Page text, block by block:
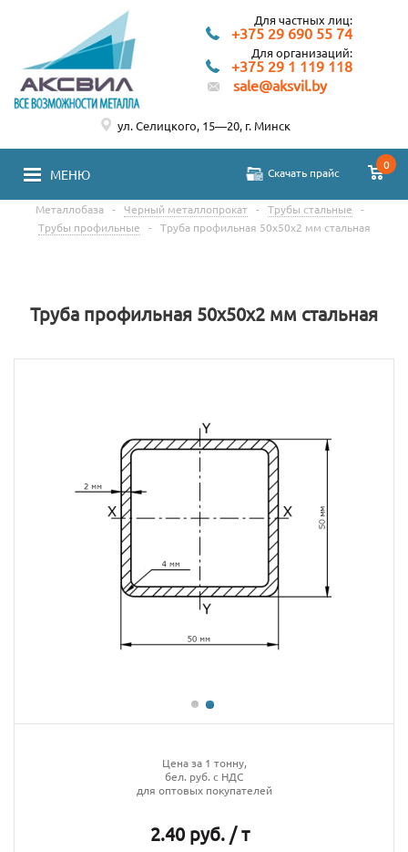
Для частных лиц:
+375 29 690 55 74
Для организаций:
+375 29 1 119 118
sale@aksvil.by
МЕНЮ Скачать прайс
0
ул. Селицкого, 15—20, г. Минск
Металлобаза - Черный металлопрокат - Трубы стальные
-
Трубы профильные
- Труба профильная 50х50х2 мм стальная
Труба профильная 50х50х2 мм стальная
Цена за 1 тонну,
бел. руб. с НДС
для оптовых покупателей
2.40 руб. / т